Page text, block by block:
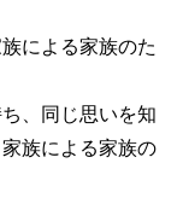
による家族のた
、同じ思いを知
族による家族の